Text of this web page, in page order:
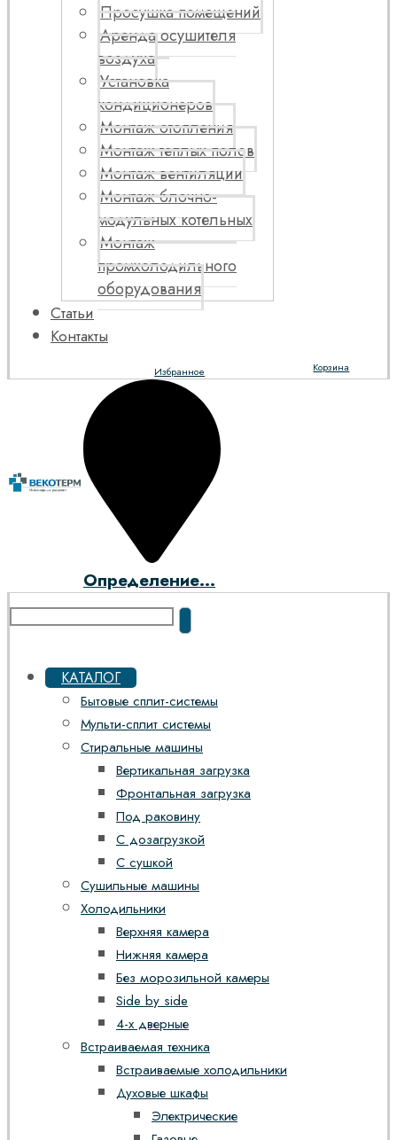
Просушка помещений
Аренда осушителя
воздуха
Установка
кондиционеров
Монтаж отопления
Монтаж теплых полов
Монтаж вентиляции
Монтаж блочно-
модульных котельных
Монтаж
промхолодильного
оборудования
Статьи
Контакты
Корзина
Избранное
Определение...
КАТАЛОГ
Бытовые сплит-системы
Мульти-сплит системы
Стиральные машины
Вертикальная загрузка
Фронтальная загрузка
Под раковину
С дозагрузкой
С сушкой
Сушильные машины
Холодильники
Верхняя камера
Нижняя камера
Без морозильной камеры
Side by side
4-х дверные
Встраиваемая техника
Встраиваемые холодильники
Духовые шкафы
Электрические